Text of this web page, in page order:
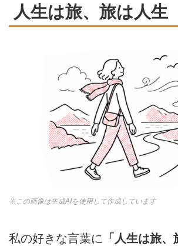
人生は旅、旅は人生
※この画像は生成AIを使用して作成しています
私の好きな言葉に 「人生は旅、